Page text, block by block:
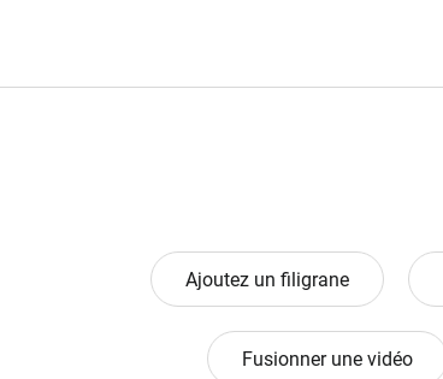
Ajoutez un filigrane
Fusionner une vidéo